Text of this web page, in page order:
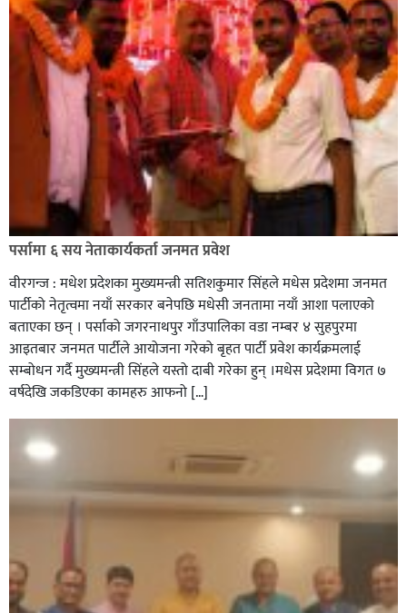
सिराहा-२ मा संजय यादव भिड्ने !
रक्तदान सेवामा जिल्लामै दोस्रो स्थान ल्याएकोमा जनमत नेताद्वय
रेडक्रस सिराहा द्वारा सम्मानित
सिराहाको औरहीमा जेन-जी भेला सम्पन्न
पर्सामा ६ सय नेताकार्यकर्ता जनमत प्रवेश
वीरगन्ज : मधेश प्रदेशका मुख्यमन्त्री सतिशकुमार सिंहले मधेस प्रदेशमा जनमत
पार्टीको नेतृत्वमा नयाँ सरकार बनेपछि मधेसी जनतामा नयाँ आशा पलाएको
बताएका छन् । पर्साको जगरनाथपुर गाँउपालिका वडा नम्बर ४ सुहपुरमा
आइतबार जनमत पार्टीले आयोजना गरेको बृहत पार्टी प्रवेश कार्यक्रमलाई
सम्बोधन गर्दै मुख्यमन्त्री सिंहले यस्तो दाबी गरेका हुन् ।मधेस प्रदेशमा विगत ७
वर्षदेखि जकडिएका कामहरु आफनो […]